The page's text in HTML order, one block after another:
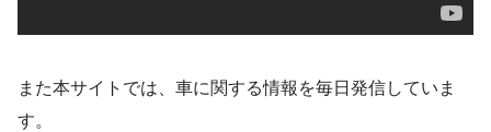
また本サイトでは、車に関する情報を毎日発信していま
す。